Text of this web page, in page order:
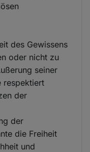
des Gewissens
oder nicht zu
seiner
respektiert
der
der
die Freiheit
und